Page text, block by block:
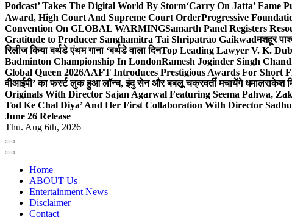
Podcast’ Takes The Digital World By Storm‘Carry On Jatta’ Fame
Award, High Court And Supreme Court OrderProgressive
Convention On GLOBAL WARMINGSamarth Panel Registers
Gratitude to Producer Sanghamitra Tai Shripatrao Gaikwadमशहूर
रिलीज किया बर्थडे एंथम गाना ‘बर्थडे वाला दिनTop Leading Lawyer V. K.
Badminton Championship In LondonRamesh Joginder Singh
Global Queen 2026AAFT Introduces Prestigious Awards For Short
वीआईपी’ का फर्स्ट लुक हुआ लॉन्च, इंदु सेन और बबलू चक्रवर्ती मचायेंगे धमालराकेश
Originals With Director Sajan Agarwal Featuring Seema Pahwa,
Tod Ke Chal Diya’ And Her First Collaboration With Director
June 26 Release
Thu. Aug 6th, 2026
Home
ABOUT Us
Entertainment News
Disclaimer
Contact